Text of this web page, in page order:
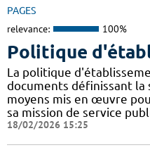
PAGES
relevance: 100%
Politique
La politique
documents définissant
moyens mis en œuvre
sa mission de service
18/02/2026 15:25